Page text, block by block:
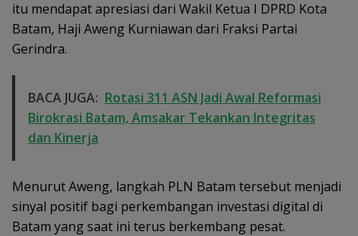
itu mendapat apresiasi dari Wakil Ketua I DPRD Kota
Batam, Haji Aweng Kurniawan dari Fraksi Partai
Gerindra.
BACA JUGA: Rotasi 311 ASN Jadi Awal Reformasi
Birokrasi Batam, Amsakar Tekankan Integritas
dan Kinerja
Menurut Aweng, langkah PLN Batam tersebut menjadi
sinyal positif bagi perkembangan investasi digital di
Batam yang saat ini terus berkembang pesat.